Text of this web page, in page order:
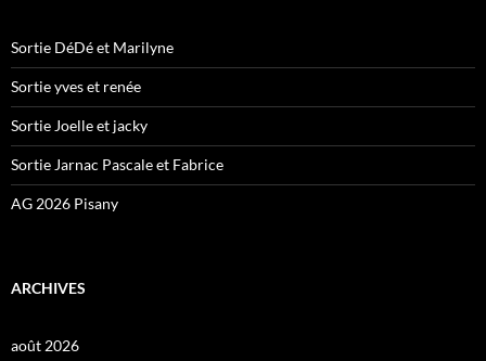
Sortie DéDé et Marilyne
Sortie yves et renée
Sortie Joelle et jacky
Sortie Jarnac Pascale et Fabrice
AG 2026 Pisany
ARCHIVES
août 2026